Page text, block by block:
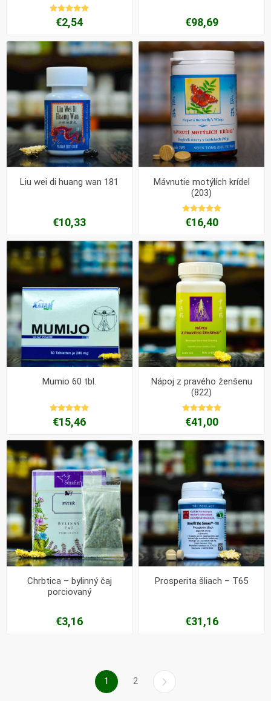
€2,54 €98,69
Liu wei di huang wan 181
€10,33
Mávnutie motýlích krídel
(203)
€16,40
Mumio 60 tbl.
€15,46
Nápoj z pravého ženšenu
(822)
€41,00
Chrbtica – bylinný čaj
porciovaný
€3,16
Prosperita šliach – T65
€31,16
1 2